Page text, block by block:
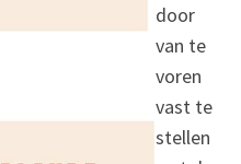
door
van te
voren
vast te
stellen